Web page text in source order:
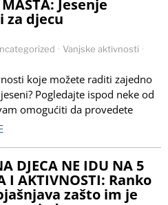
Jesenje
za djecu
· Vanjske aktivnosti ·
koje možete raditi zajedno
Pogledajte ispod neke od
omogućiti da provedete
DJECA NE IDU NA 5
I AKTIVNOSTI: Ranko
zašto im je